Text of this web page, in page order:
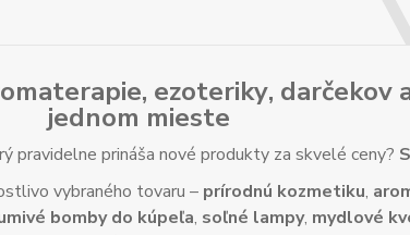
, ezoteriky, darčekov
jednom mieste
pravidelne prináša nové produkty za skvelé ceny?
vybraného tovaru – prírodnú kozmetiku,
bomby do kúpeľa, soľné lampy, mydlové